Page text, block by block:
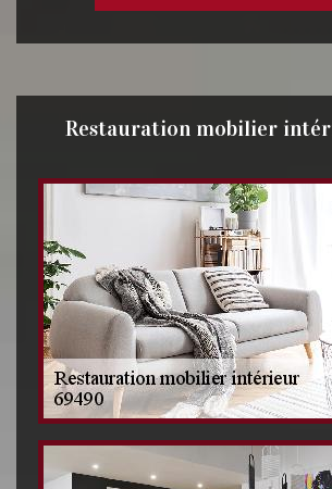
Restauration mobilier